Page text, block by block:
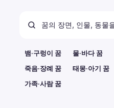
뱀·구렁이 꿈 물·바다 꿈
죽음·장례 꿈
태몽·아기 꿈
가족·사람 꿈